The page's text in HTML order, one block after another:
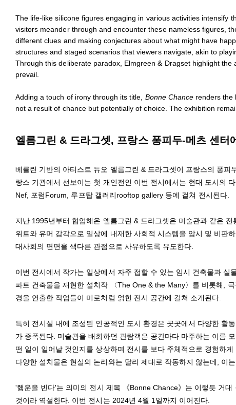
The life-like silicone figures engaging in various activities intensify
visitors meander through and encounter these nameless figures,
different clues and making conjectures about what might have
structures and staged scenarios that viewers navigate, akin to
Through this deliberate paradox, Elmgreen & Dragset highlight
prevail.
Adding a touch of irony through its title, Bonne Chancerenders the
not a result of chance but potentially of choice. The exhibition
엘름그린 & 드라그셋, 프랑스 퐁피두-메츠 센
베를린 기반의 아티스트 듀오 엘름그린 & 드라그셋이 프랑스의 퐁
랑스 기관에서 선보이는 첫 개인전인 이번 전시에서는 현대 도시의
Nef, 포럼Forum, 루프탑 갤러리rooftop gallery 등에 걸쳐 전시된다.
지난 1995년부터 협업해온 엘름그린 & 드라그셋은 미술관과 같은
위트와 유머 감각으로 일상에 내재한 사회적 시스템을 암시 및 비판
대사회의 면면을 색다른 관점으로 사유하도록 유도한다.
이번 전시에서 작가는 일상에서 자주 접할 수 있는 임시 건축물과
파트 건축물을 재현한 설치작 〈The One & the Many〉를 비롯해,
경을 연출한 작업들이 미로처럼 얽힌 전시 공간에 걸쳐 소개된다.
특히 전시실 내에 조성된 인공적인 도시 환경은 곳곳에서 다양한 활
가 증폭된다. 미술관을 배회하던 관람객은 공간마다 마주하는 이름
떤 일이 일어날 것인지를 상상하며 전시를 보다 주체적으로 경험하
다양한 설치물은 현실의 논리와는 달리 제대로 작동하지 않는데, 이
'행운을 빈다'는 의미의 전시 제목 《Bonne Chance》는 이렇듯 거
것이라 역설한다. 이번 전시는 2024년 4월 1일까지 이어진다.